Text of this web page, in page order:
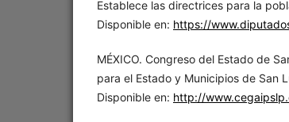
Establece las directrices para la
Disponible en: https://
MÉXICO. Congreso del Estado de
para el Estado y Municipios de San
Disponible en: http://